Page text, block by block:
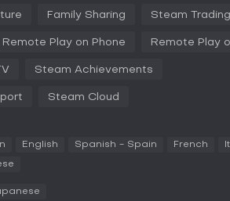
battaglie frenetiche contro ondate di
calci e spari. Witch Time è la meccanica
un tocco macabro, evocando
per eliminare i nemici in modo
con oggetti nascosti e
halos raccolti dai nemici sconfitti. Gli
Family Sharing Steam
Remote Play on Phone Remote Play
Steam Achievements
Steam Cloud
English Spanish - Spain French